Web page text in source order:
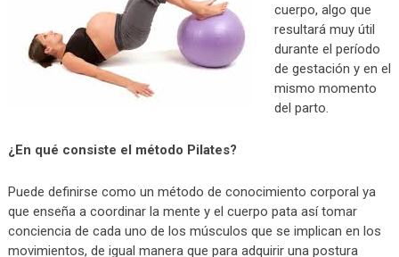
cuerpo, algo que
resultará muy útil
durante el período
de gestación y en el
mismo momento
del parto.
¿En qué consiste el método Pilates?
Puede definirse como un método de conocimiento corporal ya
que enseña a coordinar la mente y el cuerpo pata así tomar
conciencia de cada uno de los músculos que se implican en los
movimientos, de igual manera que para adquirir una postura